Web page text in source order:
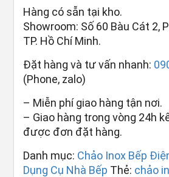
Hàng có sẵn tại kho.
Showroom: Số 60 Bàu Cát 2,
TP. Hồ Chí Minh.
Đặt hàng và tư vấn nhanh:
(Phone, zalo)
– Miễn phí giao hàng tận nơi.
– Giao hàng trong vòng 24h
được đơn đặt hàng.
Danh mục: Chảo Inox Bếp
Dụng Cụ Nhà Bếp Thẻ: chảo